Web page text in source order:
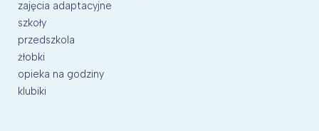
zajęcia adaptacyjne
szkoły
przedszkola
żłobki
opieka na godziny
klubiki